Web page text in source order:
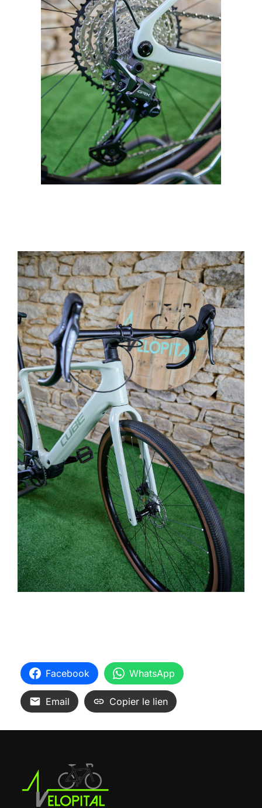
Facebook WhatsApp
Email Copier le lien